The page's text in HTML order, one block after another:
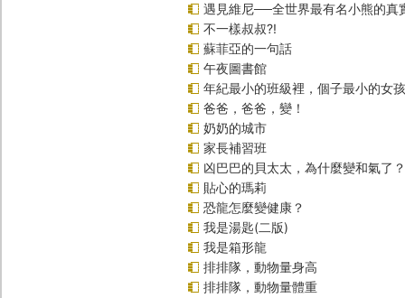
遇見維尼──全世界最有名小熊的真
不一樣叔叔?!
蘇菲亞的一句話
午夜圖書館
年紀最小的班級裡，個子最小的女
爸爸，爸爸，變！
奶奶的城市
家長補習班
凶巴巴的貝太太，為什麼變和氣了？
貼心的瑪莉
恐龍怎麼變健康？
我是湯匙(二版)
我是箱形龍
排排隊，動物量身高
排排隊，動物量體重